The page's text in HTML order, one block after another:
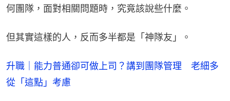
何團隊，面對相關問題時，究竟該說些什麼。
但其實這樣的人，反而多半都是「神隊友」。
升職｜能力普通卻可做上司？講到團隊管理 老細多
從「這點」考慮